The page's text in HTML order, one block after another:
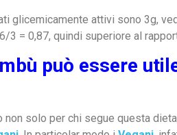
glicemicamente attivi sono 3g,
3 = 0,87, quindi superiore al
può essere
solo per chi segue questa